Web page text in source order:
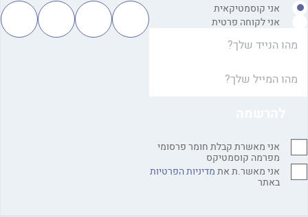
אני קוסמטיקאית
אני לקוחה פרטית
אני מאשרת קבלת חומר פרסומי
מפרמה קוסמטיקס
אני מאשר.ת אתמדיניות הפרטיות
באתר